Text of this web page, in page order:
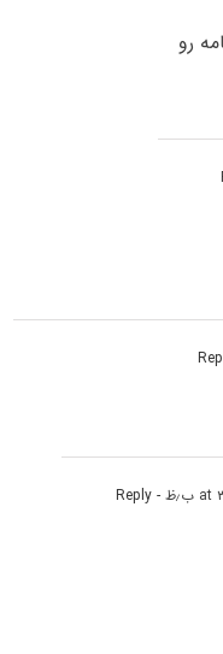
رو
- Reply